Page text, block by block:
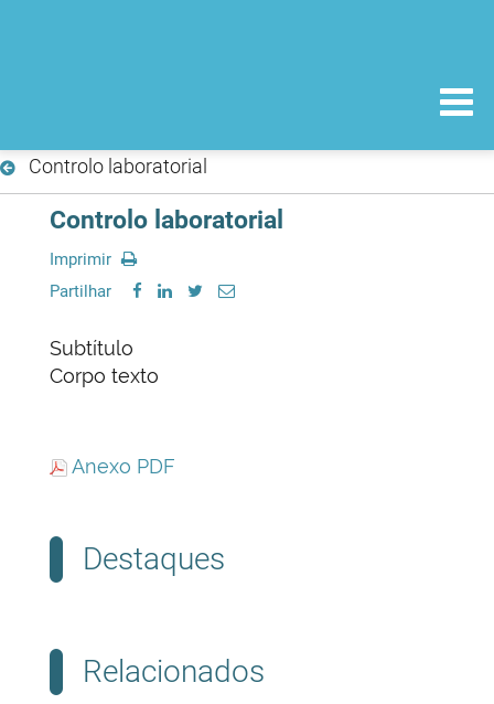
Controlo laboratorial
Controlo laboratorial
Imprimir
Partilhar
Subtítulo
Corpo texto
Anexo PDF
Destaques
Relacionados